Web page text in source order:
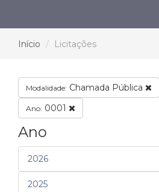
Início Licitações
Modalidade: Chamada Pública
Ano: 0001
Ano
2026
2025